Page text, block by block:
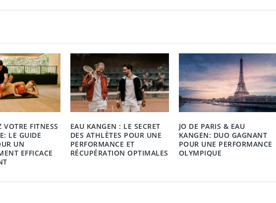
VOTRE FITNESS
LE GUIDE
UN
EFFICACE
EAU KANGEN : LE SECRET
DES ATHLÈTES POUR UNE
PERFORMANCE ET
RÉCUPÉRATION OPTIMALES
JO DE PARIS & EAU
KANGEN: DUO GAGNANT
POUR UNE PERFORMANCE
OLYMPIQUE